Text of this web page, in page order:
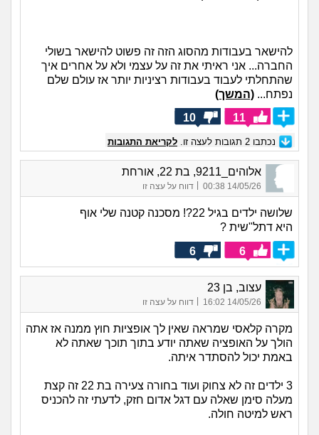
להישאר בעבודות מהסוג הזה זה פשוט להישאר בשולי
החברה... אני ראיתי את זה על עצמי ולא על אחרים איך
שהתחלתי לעבוד בעבודות רציניות יותר אז עולם שלם
נפתח... (המשך)
11
10
נכתבו 2 תגובות לעצה זו. לקריאת התגובות
אלוהים_9211, בת 22, אורחת
14/05/26 00:38 דווח על עצה זו
שלושה ילדים בגיל 22?! מסכנה קטנה שלי אוף
היא דתל"שית ?
6
6
עצוב, בן 23
14/05/26 16:02
| דווח על עצה זו
מקרה קלאסי שמראה שאין לך אופציות חוץ ממנה אז אתה
הולך על האופציה שאתה יודע בתוך תוכך שאתה לא
באמת יכול להסתדר איתה.
3 ילדים זה לא צחוק ועוד בחורה צעירה בת 22 זה קצת
מעלה סימן שאלה עם דגל אדום חזק, לדעתי זה להכניס
ראש למיטה חולה.